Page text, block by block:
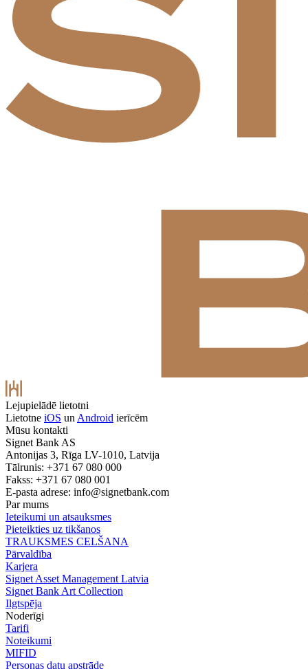
Lejupielādē lietotni
Lietotne iOS un Android ierīcēm
Mūsu kontakti
Signet Bank AS
Antonijas 3, Rīga LV-1010, Latvija
Tālrunis: +371 67 080 000
Fakss: +371 67 080 001
E-pasta adrese: info@signetbank.com
Par mums
Ieteikumi un atsauksmes
Pieteikties uz tikšanos
TRAUKSMES CELŠANA
Pārvaldība
Karjera
Signet Asset Management Latvia
Signet Bank Art Collection
Ilgtspēja
Noderīgi
Tarifi
Noteikumi
MIFID
Personas datu apstrāde